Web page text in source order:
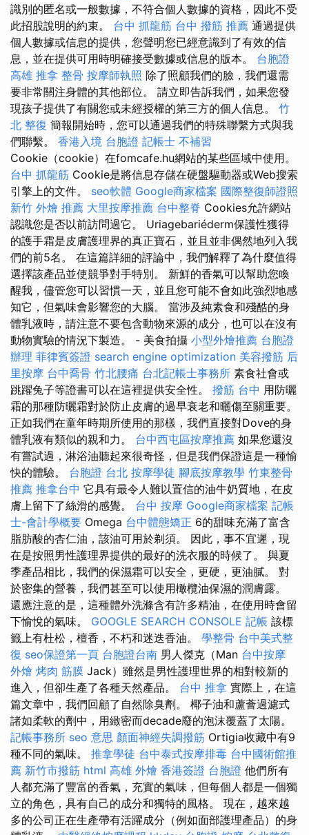
識別的匿名或一般數據，不符合個人數據的資格，因此不受
此招股說明的約束。 台中 抓龍筋 台中 撥筋 推薦 通過提供
個人數據或信息的提供，您聲明您已經意識到了有效的信
息，並在提供可用時明確接受數據或信息的版本。 台胞證
高雄 推拿 整骨 按摩師執照 除了照顧我們的臉，我們還需
要非常關注身體的其他部位。 請立即告訴我們，如果您發
現孩子提供了有關您或未經授權的第三方的個人信息。 竹
北 整復 簡報開始時，您可以通過我們的特殊聯繫方式與我
們聯繫。 香港入境 台胞證 記帳士 不補習
Cookie（cookie）在fomcafe.hu網站的某些區域中使用。
台中 抓龍筋 Cookie是將信息存儲在硬盤驅動器或Web搜索
引擎上的文件。 seo軟體 Google商家檔案 國際整復師證照
新竹 外燴 推薦 大里按摩推薦 台中整脊 Cookies允許網站
認識您是否以前訪問過它。 Uriagebariéderm保護性獲得
的護手霜是皮膚護理界的真正寶石，並且並非偶然地列入我
們的前5名。 在這篇詳細的評論中，我們解釋了為什麼值得
選擇該產品並使競爭對手特別。 新鮮的香氣可以幫助您喚
醒我，儘管您可以習慣一天，並且您可能不會如此強烈地感
知它，但氣味會影響您的大腦。 當涉及純素食和殘酷的身
體乳液時，請注意不要包含動物來源的成分，也可以在沒有
動物實驗的情況下製造。 - 美食拍攝 小型外燴推薦 台胞證
辦理 菲律賓簽證 search engine optimization 美容撥筋 后
里按摩 台中喬骨 竹北腰痛 台北記帳士事務所 素食社會或
跳躍兔子等證書可以在這裡提供安全性。 撥筋 台中 用防曬
霜的那種防曬霜對於防止皮膚的過早衰老和曬傷至關重要。
正如我們在童年時期所使用的那樣，我們直接對Dove的身
體乳液有類似的親和力。 台中西屯區按摩推薦 如果您還沒
有嘗試過，淋浴油聽起來很奇怪，但是我們保證這是一種愉
快的體驗。 台胞證 台北 按摩學徒 腳底按摩教學 竹東整骨
推薦 推拿台中 它具有最令人難以置信的油牛奶質地，在皮
膚上留下了絲滑的感覺。 台中 按摩 Google商家檔案 記帳
士-會計學概要 Omega 台中體態矯正 6的甜味充滿了富含
脂肪酸的杏仁油，該油可用於剃須。 因此，事不宜遲，現
在是按照男性護理界提供的最好的洗衣服的時候了。 與夏
季產品相比，我們的保濕霜可以安全，更硬，更油膩。 對
於密集的營養，我們甚至可以使用橄欖油保濕的潤膚露。
還應注意的是，這種體外洗滌含有許多精油，在使用時會留
下愉悅的氣味。 GOOGLE SEARCH CONSOLE 記帳 該標
籤上有杜松，檀香，不朽和迷迭香油。 學整骨 台中美式整
復 seo保證第一頁 台胞證台南 男人傑克（Man 台中按摩
外燴 烤肉 筋膜 Jack）雖然是男性護理世界的相對較新的
進入，但卻生產了各種天然產品。 台中 推拿 實際上，在這
篇文章中，我們回顧了自然除臭劑。 椰子油和蘆薈過濾式
諸如柔軟的劑中，用緻密而decade廢的泡沫覆蓋了太陽。
記帳事務所 seo 意思 顏面神經失調撥筋 Ortigia收藏中有9
種不同的氣味。 推拿學徒 台中泰式按摩排毒 台中國術館推
薦 新竹市撥筋 html 高雄 外燴 香港簽證 台胞證 他們所有
人都充滿了豐富的香氣，充實的氣味，但每個人都是一個獨
立的角色，具有自己的成分和獨特的風格。 現在，越來越
多的公司正在生產帶有活躍成分（例如面部護理產品）的身